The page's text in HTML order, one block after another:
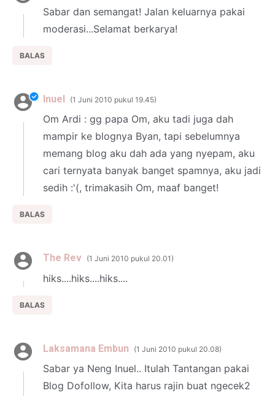
Sabar dan semangat! Jalan keluarnya pakai
moderasi...Selamat berkarya!
BALAS
Inuel 1 Juni 2010 pukul 19.45
Om Ardi : gg papa Om, aku tadi juga dah
mampir ke blognya Byan, tapi sebelumnya
memang blog aku dah ada yang nyepam, aku
cari ternyata banyak banget spamnya, aku jadi
sedih :'(, trimakasih Om, maaf banget!
BALAS
The Rev 1 Juni 2010 pukul 20.01
hiks....hiks....hiks....
BALAS
Laksamana Embun 1 Juni 2010 pukul 20.08
Sabar ya Neng Inuel.. Itulah Tantangan pakai
Blog Dofollow, Kita harus rajin buat ngecek2